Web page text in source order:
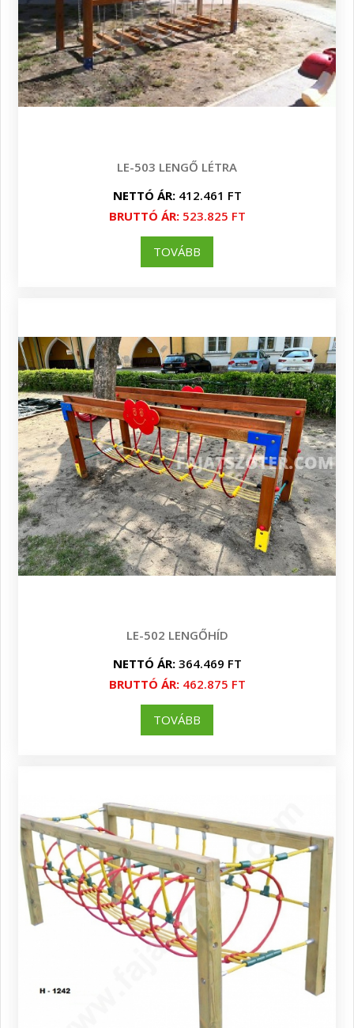
LE-503 LENGŐ LÉTRA
NETTÓ ÁR:412.461 FT
BRUTTÓ ÁR:523.825 FT
TOVÁBB
LE-502 LENGŐHÍD
NETTÓ ÁR:364.469 FT
BRUTTÓ ÁR:462.875 FT
TOVÁBB